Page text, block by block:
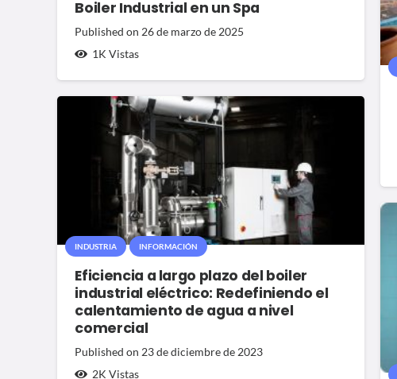
Boiler Industrial en un Spa
Published on 26 de marzo de 2025
1K Vistas
INDUSTRIA INFORMACIÓN
Eficiencia a largo plazo del boiler
industrial eléctrico: Redefiniendo el
calentamiento de agua a nivel
comercial
Published on 23 de diciembre de 2023
2K Vistas